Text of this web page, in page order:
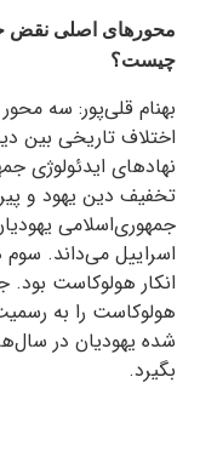
محورهای اصلی نقض‌
چیست؟
بهنام قلی‌پور: سه
اختلاف تاریخی بین
نهادهای ایدئولوژی
تخفیف دین یهود و
جمهوری‌اسلامی
اسراییل می‌داند. سوم
انکار هولوکاست بود.
هولوکاست را به
شده یهودیان در
بگیرد.